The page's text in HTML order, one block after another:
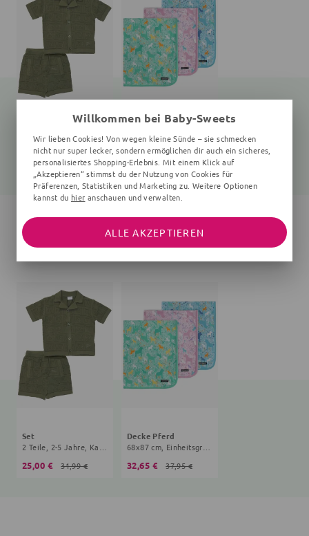
Set
2 Teile, 2-5 Jahre, Karo, oliv
25,00 € 31,99 €
Decke Pferd
68x87 cm, Einheitsgröße
32,65 € 37,95 €
ANDERE KAUFTEN AUCH
Set
2 Teile, 2-5 Jahre, Karo, oliv
25,00 € 31,99 €
Decke Pferd
68x87 cm, Einheitsgröße
32,65 € 37,95 €
Willkommen bei Baby-Sweets
Wir lieben Cookies! Von wegen kleine Sünde – sie schmecken
nicht nur super lecker, sondern ermöglichen dir auch ein sicheres,
personalisiertes Shopping-Erlebnis. Mit einem Klick auf
„Akzeptieren“ stimmst du der Nutzung von Cookies für
Präferenzen, Statistiken und Marketing zu. Weitere Optionen
kannst du hier anschauen und verwalten.
ALLE AKZEPTIEREN